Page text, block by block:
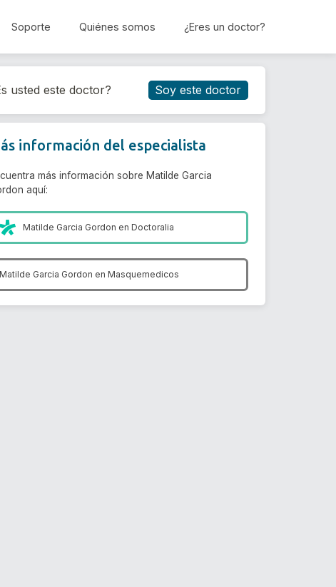
Soporte Quiénes somos ¿Eres un doctor?
Reservar cita
usted este doctor? Soy este doctor
información del especialista
más información sobre Matilde Garcia
aquí:
Matilde Garcia Gordon enDoctoralia
Matilde Garcia Gordon en Masquemedicos